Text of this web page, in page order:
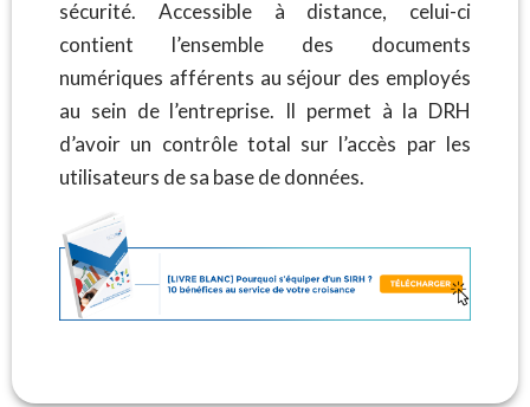
sécurité. Accessible à distance, celui-ci
contient l’ensemble des documents
numériques afférents au séjour des employés
au sein de l’entreprise. Il permet à la DRH
d’avoir un contrôle total sur l’accès par les
utilisateurs de sa base de données.